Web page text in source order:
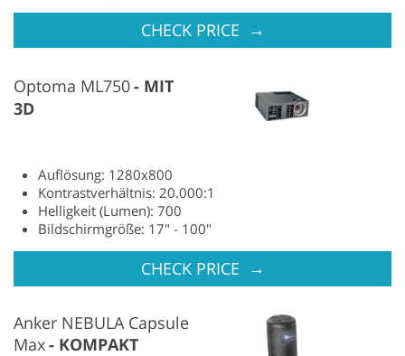
CHECK PRICE →
Optoma ML750
MIT
3D
Auflösung: 1280x800
Kontrastverhältnis: 20.000:1
Helligkeit (Lumen): 700
Bildschirmgröße: 17" - 100"
CHECK PRICE →
Anker NEBULA Capsule
Max
KOMPAKT